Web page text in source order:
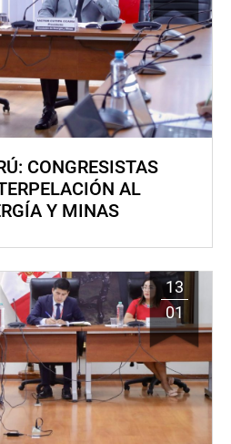
CONGRESISTAS
AL
Y MINAS
13
01